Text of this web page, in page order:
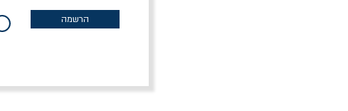
הרשמה